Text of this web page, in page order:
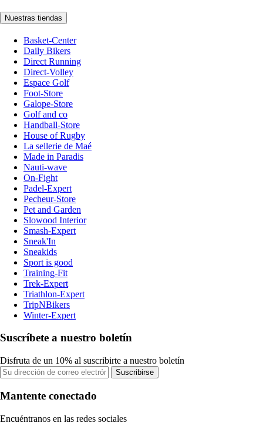
Nuestras tiendas
Basket-Center
Daily Bikers
Direct Running
Direct-Volley
Espace Golf
Foot-Store
Galope-Store
Golf and co
Handball-Store
House of Rugby
La sellerie de Maé
Made in Paradis
Nauti-wave
On-Fight
Padel-Expert
Pecheur-Store
Pet and Garden
Slowood Interior
Smash-Expert
Sneak'In
Sneakids
Sport is good
Training-Fit
Trek-Expert
Triathlon-Expert
TripNBikers
Winter-Expert
Suscríbete a nuestro boletín
Disfruta de un 10% al suscribirte a nuestro boletín
Suscribirse
Mantente conectado
Encuéntranos en las redes sociales